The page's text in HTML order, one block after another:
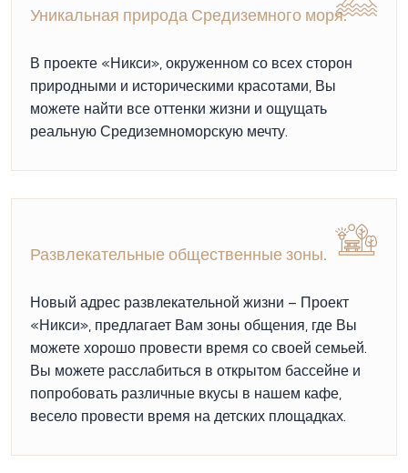
Уникальная природа Средиземного моря.
В проекте «Никси», окруженном со всех сторон
природными и историческими красотами, Вы
можете найти все оттенки жизни и ощущать
реальную Средиземноморскую мечту.
Развлекательные общественные зоны.
Новый адрес развлекательной жизни – Проект
«Никси», предлагает Вам зоны общения, где Вы
можете хорошо провести время со своей семьей.
Вы можете расслабиться в открытом бассейне и
попробовать различные вкусы в нашем кафе,
весело провести время на детских площадках.